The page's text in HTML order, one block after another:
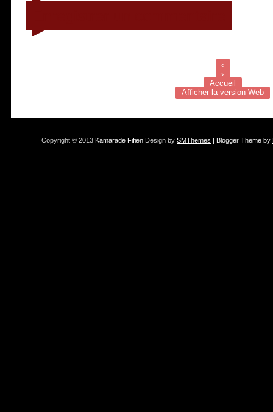
‹
›
Accueil
Afficher la version Web
Copyright © 2013 Kamarade Fifien Design by SMThemes | Blogger Theme by